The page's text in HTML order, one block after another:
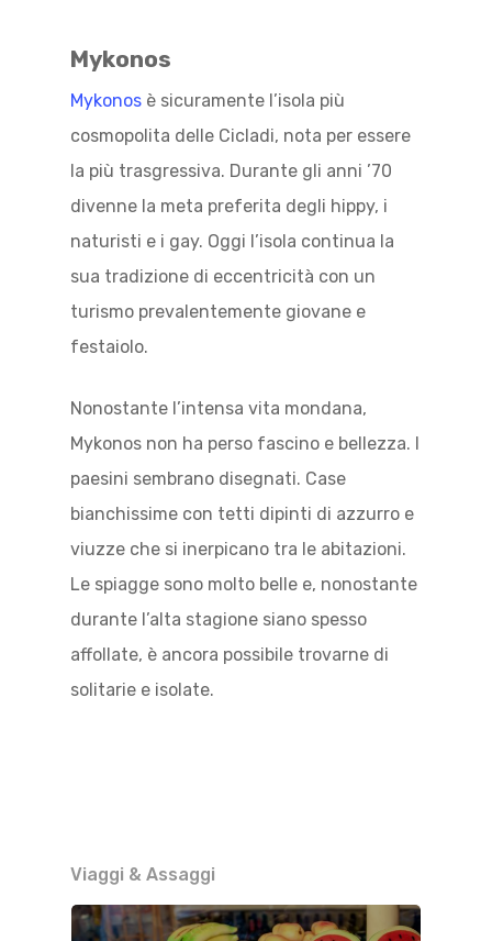
Mykonos
Mykonos è sicuramente l’isola più
cosmopolita delle Cicladi, nota per essere
la più trasgressiva. Durante gli anni ’70
divenne la meta preferita degli hippy, i
naturisti e i gay. Oggi l’isola continua la
sua tradizione di eccentricità con un
turismo prevalentemente giovane e
festaiolo.
Nonostante l’intensa vita mondana,
Mykonos non ha perso fascino e bellezza. I
paesini sembrano disegnati. Case
bianchissime con tetti dipinti di azzurro e
viuzze che si inerpicano tra le abitazioni.
Le spiagge sono molto belle e, nonostante
durante l’alta stagione siano spesso
affollate, è ancora possibile trovarne di
solitarie e isolate.
Viaggi & Assaggi